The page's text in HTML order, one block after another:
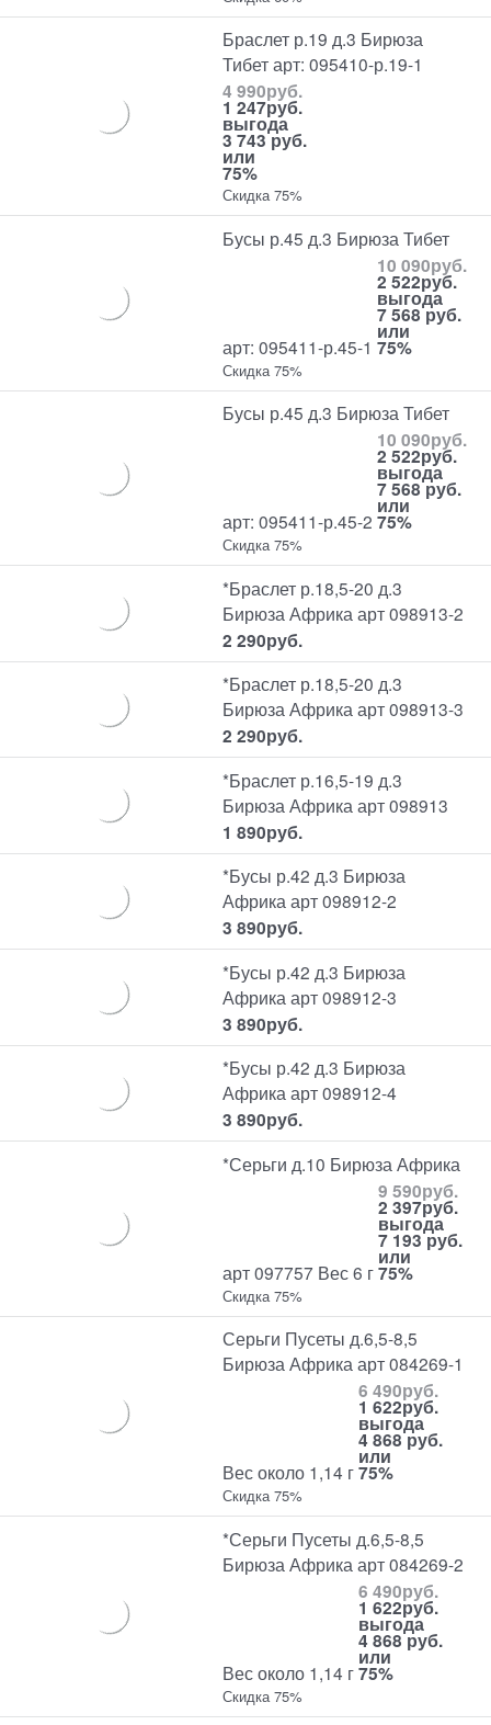
Браслет р.19 д.3 Бирюза
Тибет арт: 095410-р.19-1
4 990руб.
1 247руб.
выгода
3 743 руб.
или
75%
Скидка 75%
Бусы р.45 д.3 Бирюза Тибет
арт: 095411-р.45-1
10 090руб.
2 522руб.
выгода
7 568 руб.
или
75%
Скидка 75%
Бусы р.45 д.3 Бирюза Тибет
арт: 095411-р.45-2
10 090руб.
2 522руб.
выгода
7 568 руб.
или
75%
Скидка 75%
*Браслет р.18,5-20 д.3
Бирюза Африка арт 098913-2
2 290руб.
*Браслет р.18,5-20 д.3
Бирюза Африка арт 098913-3
2 290руб.
*Браслет р.16,5-19 д.3
Бирюза Африка арт 098913
1 890руб.
*Бусы р.42 д.3 Бирюза
Африка арт 098912-2
3 890руб.
*Бусы р.42 д.3 Бирюза
Африка арт 098912-3
3 890руб.
*Бусы р.42 д.3 Бирюза
Африка арт 098912-4
3 890руб.
*Серьги д.10 Бирюза Африка
арт 097757 Вес 6 г
9 590руб.
2 397руб.
выгода
7 193 руб.
или
75%
Скидка 75%
Серьги Пусеты д.6,5-8,5
Бирюза Африка арт 084269-1
Вес около 1,14 г
6 490руб.
1 622руб.
выгода
4 868 руб.
или
75%
Скидка 75%
*Серьги Пусеты д.6,5-8,5
Бирюза Африка арт 084269-2
Вес около 1,14 г
6 490руб.
1 622руб.
выгода
4 868 руб.
или
75%
Скидка 75%